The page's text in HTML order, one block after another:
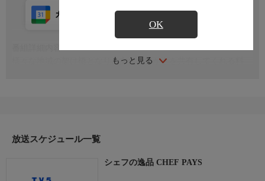
OK
もっと見る
カレンダー登録 アプリ視聴
様々な地域の架け橋となり、文化の豊かさを共有してくれる料
放送スケジュール一覧
シェフの逸品 CHEF PAYS